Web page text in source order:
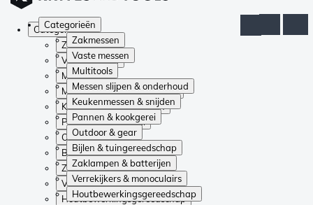
Categorieën
Zakmessen
Vaste messen
Multitools
Messen slijpen & onderhoud
Keukenmessen & snijden
Pannen & kookgerei
Outdoor & gear
Bijlen & tuingereedschap
Zaklampen & batterijen
Verrekijkers & monoculairs
Houtbewerkingsgereedschap
Categorieën
Zakmessen
Vaste messen
Multitools
Messen slijpen & onderhoud
Keukenmessen & snijden
Pannen & kookgerei
Outdoor & gear
Bijlen & tuingereedschap
Zaklampen & batterijen
Verrekijkers & monoculairs
Houtbewerkingsgereedschap